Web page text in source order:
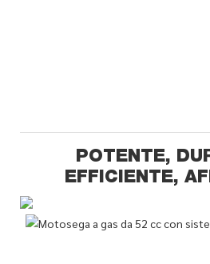
POTENTE,
EFFICIENTE,